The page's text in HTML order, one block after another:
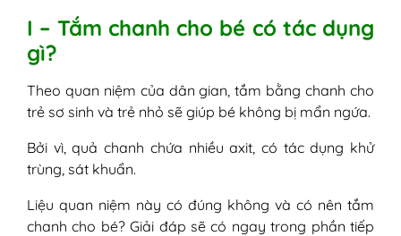
I – Tắm chanh cho bé có tác dụng
gì?
Theo quan niệm của dân gian, tắm bằng chanh cho
trẻ sơ sinh và trẻ nhỏ sẽ giúp bé không bị mẩn ngứa.
Bởi vì, quả chanh chứa nhiều axit, có tác dụng khử
trùng, sát khuẩn.
Liệu quan niệm này có đúng không và có nên tắm
chanh cho bé? Giải đáp sẽ có ngay trong phần tiếp